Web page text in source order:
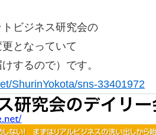
ビジネス研究会の
となっていて
するので）です。
ShurinYokota/sns-33401972